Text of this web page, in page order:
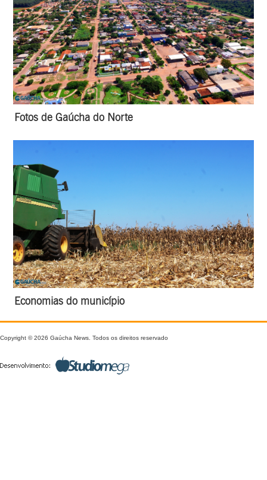
Fotos de Gaúcha do Norte
Economias do município
Copyright © 2026 Gaúcha News. Todos os direitos reservado